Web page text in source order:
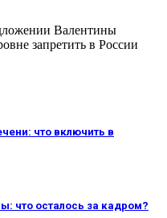
Валентины
запретить в России
что включить в
что осталось за кадром?